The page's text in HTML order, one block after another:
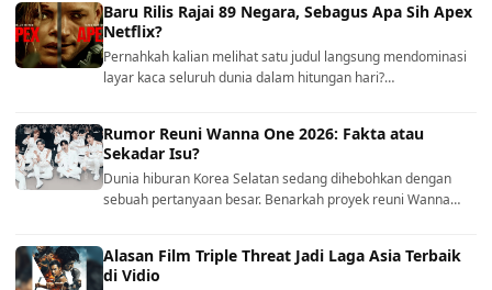
Baru Rilis Rajai 89 Negara, Sebagus Apa Sih Apex
Netflix?
Pernahkah kalian melihat satu judul langsung mendominasi
layar kaca seluruh dunia dalam hitungan hari?…
Rumor Reuni Wanna One 2026: Fakta atau
Sekadar Isu?
Dunia hiburan Korea Selatan sedang dihebohkan dengan
sebuah pertanyaan besar. Benarkah proyek reuni Wanna…
Alasan Film Triple Threat Jadi Laga Asia Terbaik
di Vidio